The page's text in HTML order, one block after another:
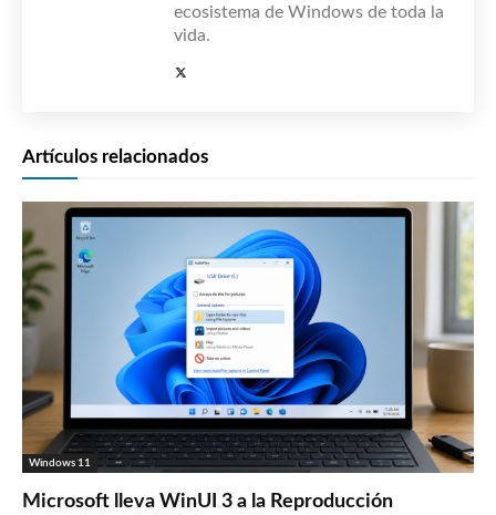
ecosistema de Windows de toda la
vida.
Artículos relacionados
Windows 11
Microsoft lleva WinUI 3 a la Reproducción